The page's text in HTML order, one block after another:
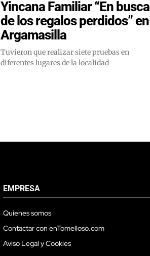
Yincana Familiar “En busca
de los regalos perdidos” en
Argamasilla
Tuvieron que realizar siete pruebas en
diferentes lugares de la localidad
EMPRESA
Quienes somos
Contactar con enTomelloso.com
Aviso Legal y Cookies